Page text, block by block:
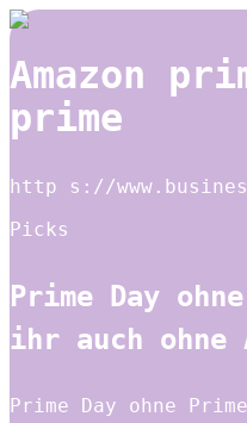
Amazon
prime
http s://
Picks
Prime Day
ihr auch ohne
Prime Day ohne